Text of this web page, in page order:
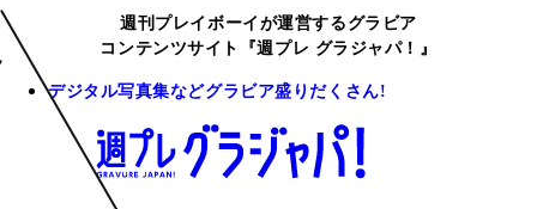
週刊プレイボーイが運営するグラビア
コンテンツサイト『週プレ グラジャパ！』
デジタル写真集などグラビア盛りだくさん!